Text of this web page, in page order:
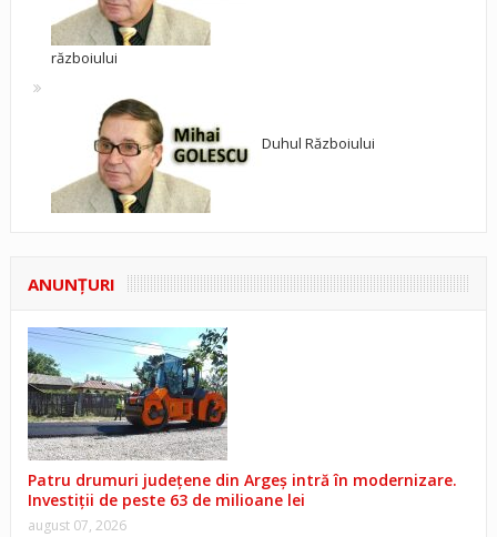
războiului
Duhul Războiului
ANUNŢURI
Patru drumuri județene din Argeș intră în modernizare.
Investiții de peste 63 de milioane lei
august 07, 2026